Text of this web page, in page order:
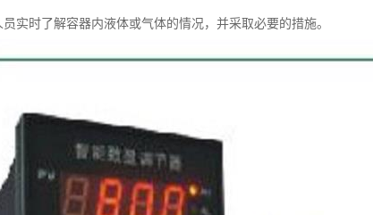
实时了解容器内液体或气体的情况，并采取必要的措施。